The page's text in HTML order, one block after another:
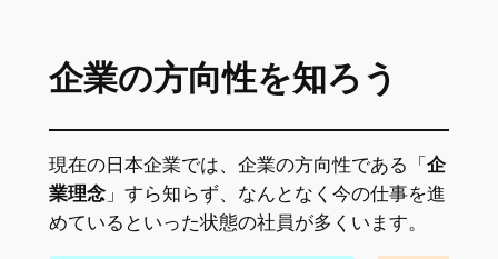
企業の方向性を知ろう
現在の日本企業では、企業の方向性である「企
業理念」すら知らず、なんとなく今の仕事を進
めているといった状態の社員が多くいます。